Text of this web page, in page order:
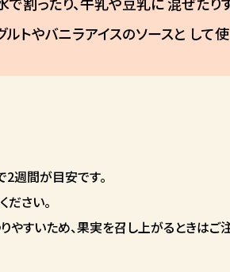
ルトやバニラアイスのソースと して
週間が目安です。
さい。
すいため、果実を召し上がるときはご注